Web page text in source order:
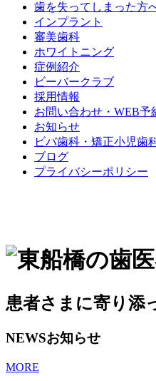
歯を失ってしまった方
インプラント
審美歯科
ホワイトニング
症例紹介
ビーバークラブ
採用情報
お問い合わせ・WEB予
お知らせ
ビバ歯科・矯正小児歯
ブログ
プライバシーポリシー
患者さまに寄り添
NEWSお知らせ
MORE